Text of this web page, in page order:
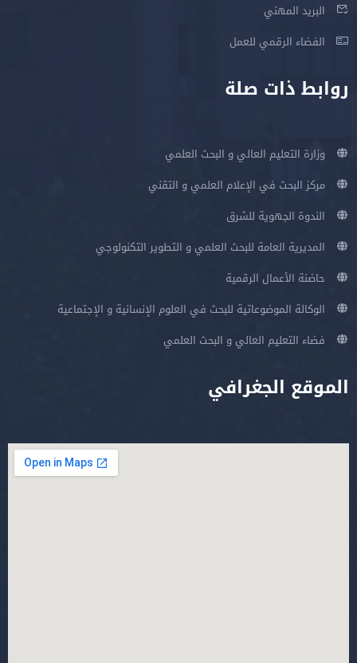
البريد المهني
الفضاء الرقمي للعمل
روابط ذات صلة
وزارة التعليم العالي و البحث العلمي
مركز البحث في الإعلام العلمي و التقني
الندوة الجهوية للشرق
المديرية العامة للبحث العلمي و التطوير التكنولوجي
حاضنة الأعمال الرقمية
الوكالة الموضوعاتية للبحث في العلوم الإنسانية و الإجتماعية
فضاء التعليم العالي و البحث العلمي
الموقع الجغرافي